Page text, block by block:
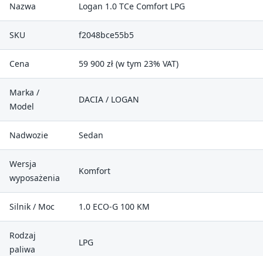
Nazwa Logan 1.0 TCe Comfort LPG
SKU f2048bce55b5
Cena 59 900 zł (w tym 23% VAT)
Marka /
Model
DACIA / LOGAN
Nadwozie Sedan
Wersja
wyposażenia
Komfort
Silnik / Moc 1.0 ECO-G 100 KM
Rodzaj
paliwa
LPG